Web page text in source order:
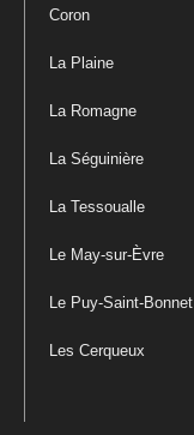
Coron
La Plaine
La Romagne
La Séguinière
La Tessoualle
Le May-sur-Èvre
Le Puy-Saint-Bonnet
Les Cerqueux